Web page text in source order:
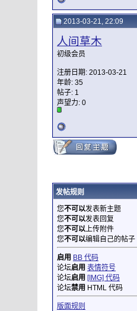
2013-03-21, 22:09
人间草木
初级会员
注册日期: 2013-03-21
年龄: 35
帖子: 1
声望力: 0
发帖规则
您不可以发表新主题
您不可以发表回复
您不可以上传附件
您不可以编辑自己的帖子
启用 BB 代码
论坛启用 表情符号
论坛启用 [IMG] 代码
论坛禁用 HTML 代码
版面规则